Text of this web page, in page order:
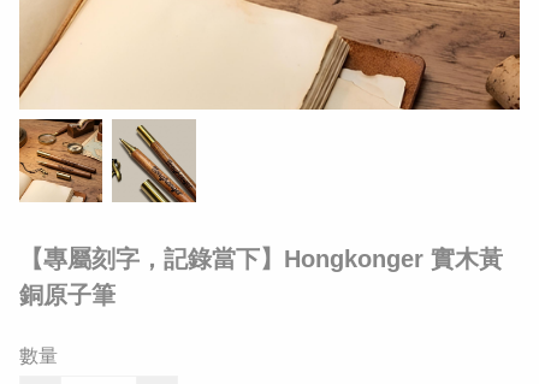
​【專屬刻字，記錄當下】Hongkonger 實木黃
銅原子筆
數量